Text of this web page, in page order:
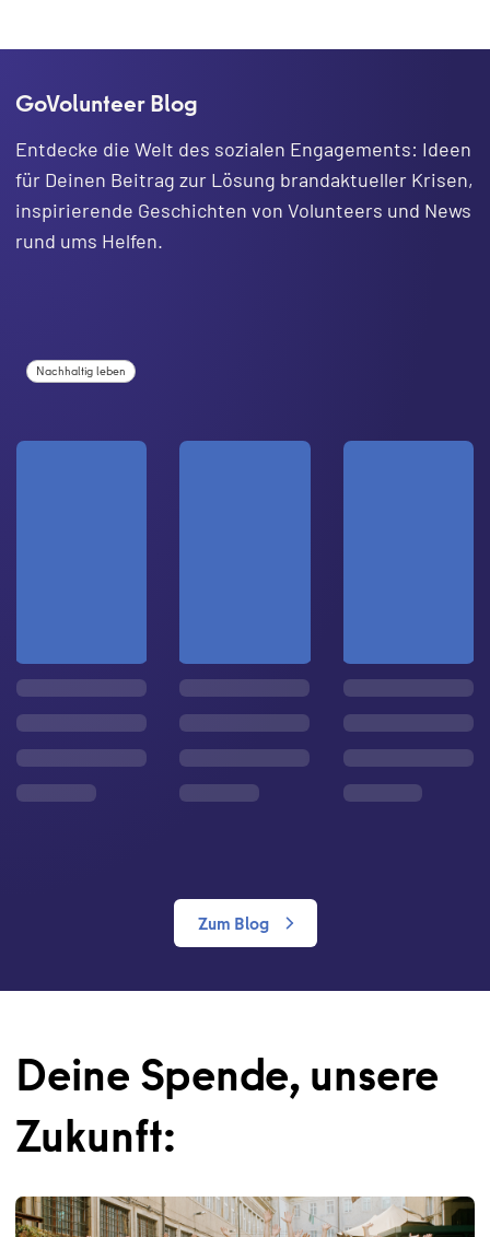
GoVolunteer Blog
Entdecke die Welt des sozialen Engagements: Ideen
für Deinen Beitrag zur Lösung brandaktueller Krisen,
inspirierende Geschichten von Volunteers und News
rund ums Helfen.
Nachhaltig leben
Zum Blog
Deine Spende, unsere
Zukunft: